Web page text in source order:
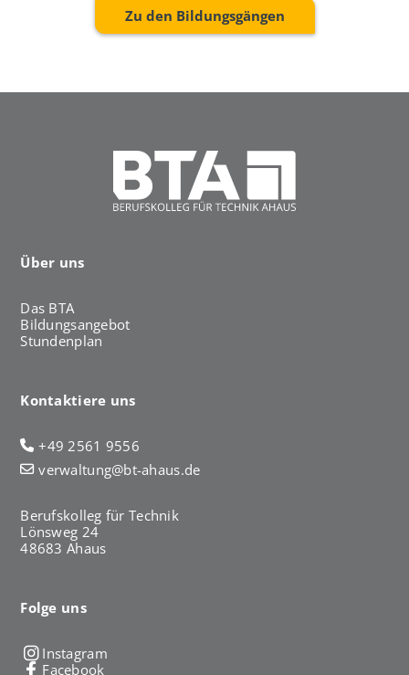
Zu den Bildungsgängen
Über uns
Das BTA
Bildungsangebot
Stundenplan
Kontaktiere uns
+49 2561 9556
verwaltung@bt-ahaus.de
Berufskolleg für Technik
Lönsweg 24
48683 Ahaus
Folge uns
Instagram
Facebook